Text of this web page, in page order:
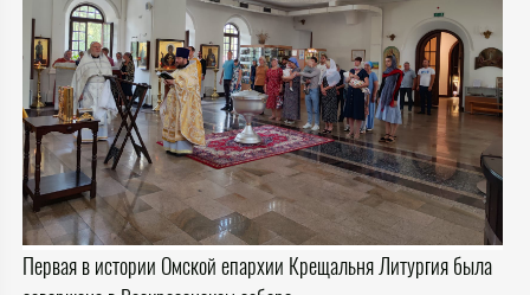
Первая в истории Омской епархии Крещальня Литургия была